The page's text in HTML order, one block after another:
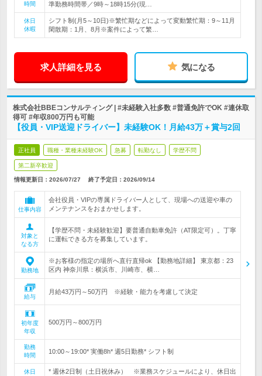
時間
準勤務時間帯／9時～18時15分(現…
休日
休暇
シフト制(月5～10日)※繁忙期などによって変動繁忙期：9～11月
閑散期：1月、8月※案件によって繁…
求人詳細を見る 気になる
株式会社BBEコンサルティング | #未経験入社多数 #普通免許でOK #連休取
得可 #年収800万円も可能
【役員・VIP送迎ドライバー】未経験OK！月給43万＋賞与2回
正社員 職種・業種未経験OK 急募 転勤なし 学歴不問
第二新卒歓迎
情報更新日：2026/07/27 終了予定日： 2026/09/14
仕事内容
会社役員・VIPの専属ドライバー人として、現場への送迎や車の
メンテナンスをおまかせします。
対象と
なる方
【学歴不問・未経験歓迎】要普通自動車免許（AT限定可）。丁寧
に運転できる方を募集しています。
勤務地
※お客様の指定の場所へ直行直帰ok 【勤務地詳細】 東京都：23
区内 神奈川県：横浜市、川崎市、横…
給与
月給43万円～50万円 ※経験・能力を考慮して決定
初年度
年収
500万円～800万円
勤務
時間
10:00～19:00* 実働8h* 週5日勤務* シフト制
休日
* 週休2日制（土日祝休み） ※業務スケジュールにより、休日出